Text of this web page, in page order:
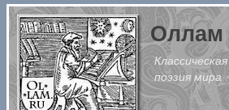
Перейти к основному содержанию
Оллам
поэзия мира